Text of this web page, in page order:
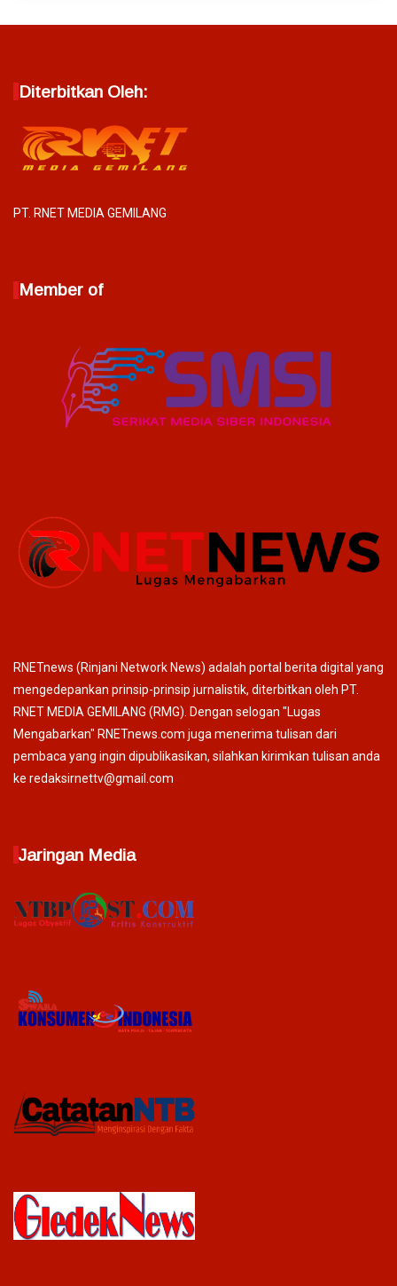
Diterbitkan Oleh:
PT. RNET MEDIA GEMILANG
Member of
RNETnews (Rinjani Network News) adalah portal berita digital yang
mengedepankan prinsip-prinsip jurnalistik, diterbitkan oleh PT.
RNET MEDIA GEMILANG (RMG). Dengan selogan "Lugas
Mengabarkan" RNETnews.com juga menerima tulisan dari
pembaca yang ingin dipublikasikan, silahkan kirimkan tulisan anda
ke redaksirnettv@gmail.com
Jaringan Media